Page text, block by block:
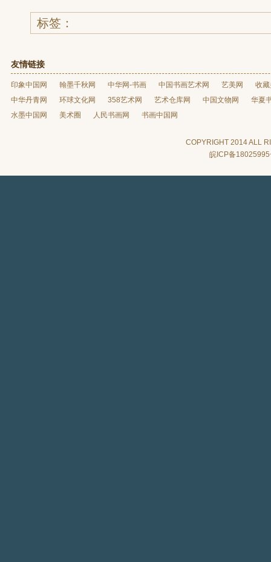
标签：
友情链接
印象中国网 翰墨千秋网 中华网-书画 中国书画艺术网 艺美网
收
中华丹青网
环球文化网 358艺术网 艺术仓库网 中国文物网
华夏
水墨中国网
美术圈 人民书画网 书画中国网
COPYRIGHT 2014 ALL
皖ICP备18025995